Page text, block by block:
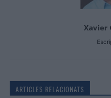
Xavier
ARTICLES RELACIONATS